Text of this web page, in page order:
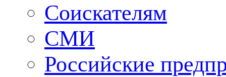
Соискателям
СМИ
Российские